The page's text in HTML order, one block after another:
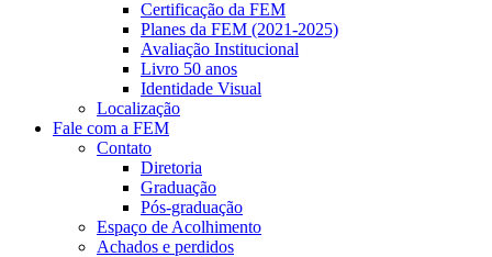
Certificação da FEM
Planes da FEM (2021-2025)
Avaliação Institucional
Livro 50 anos
Identidade Visual
Localização
Fale com a FEM
Contato
Diretoria
Graduação
Pós-graduação
Espaço de Acolhimento
Achados e perdidos